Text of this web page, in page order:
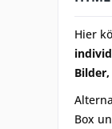
Hier
Box